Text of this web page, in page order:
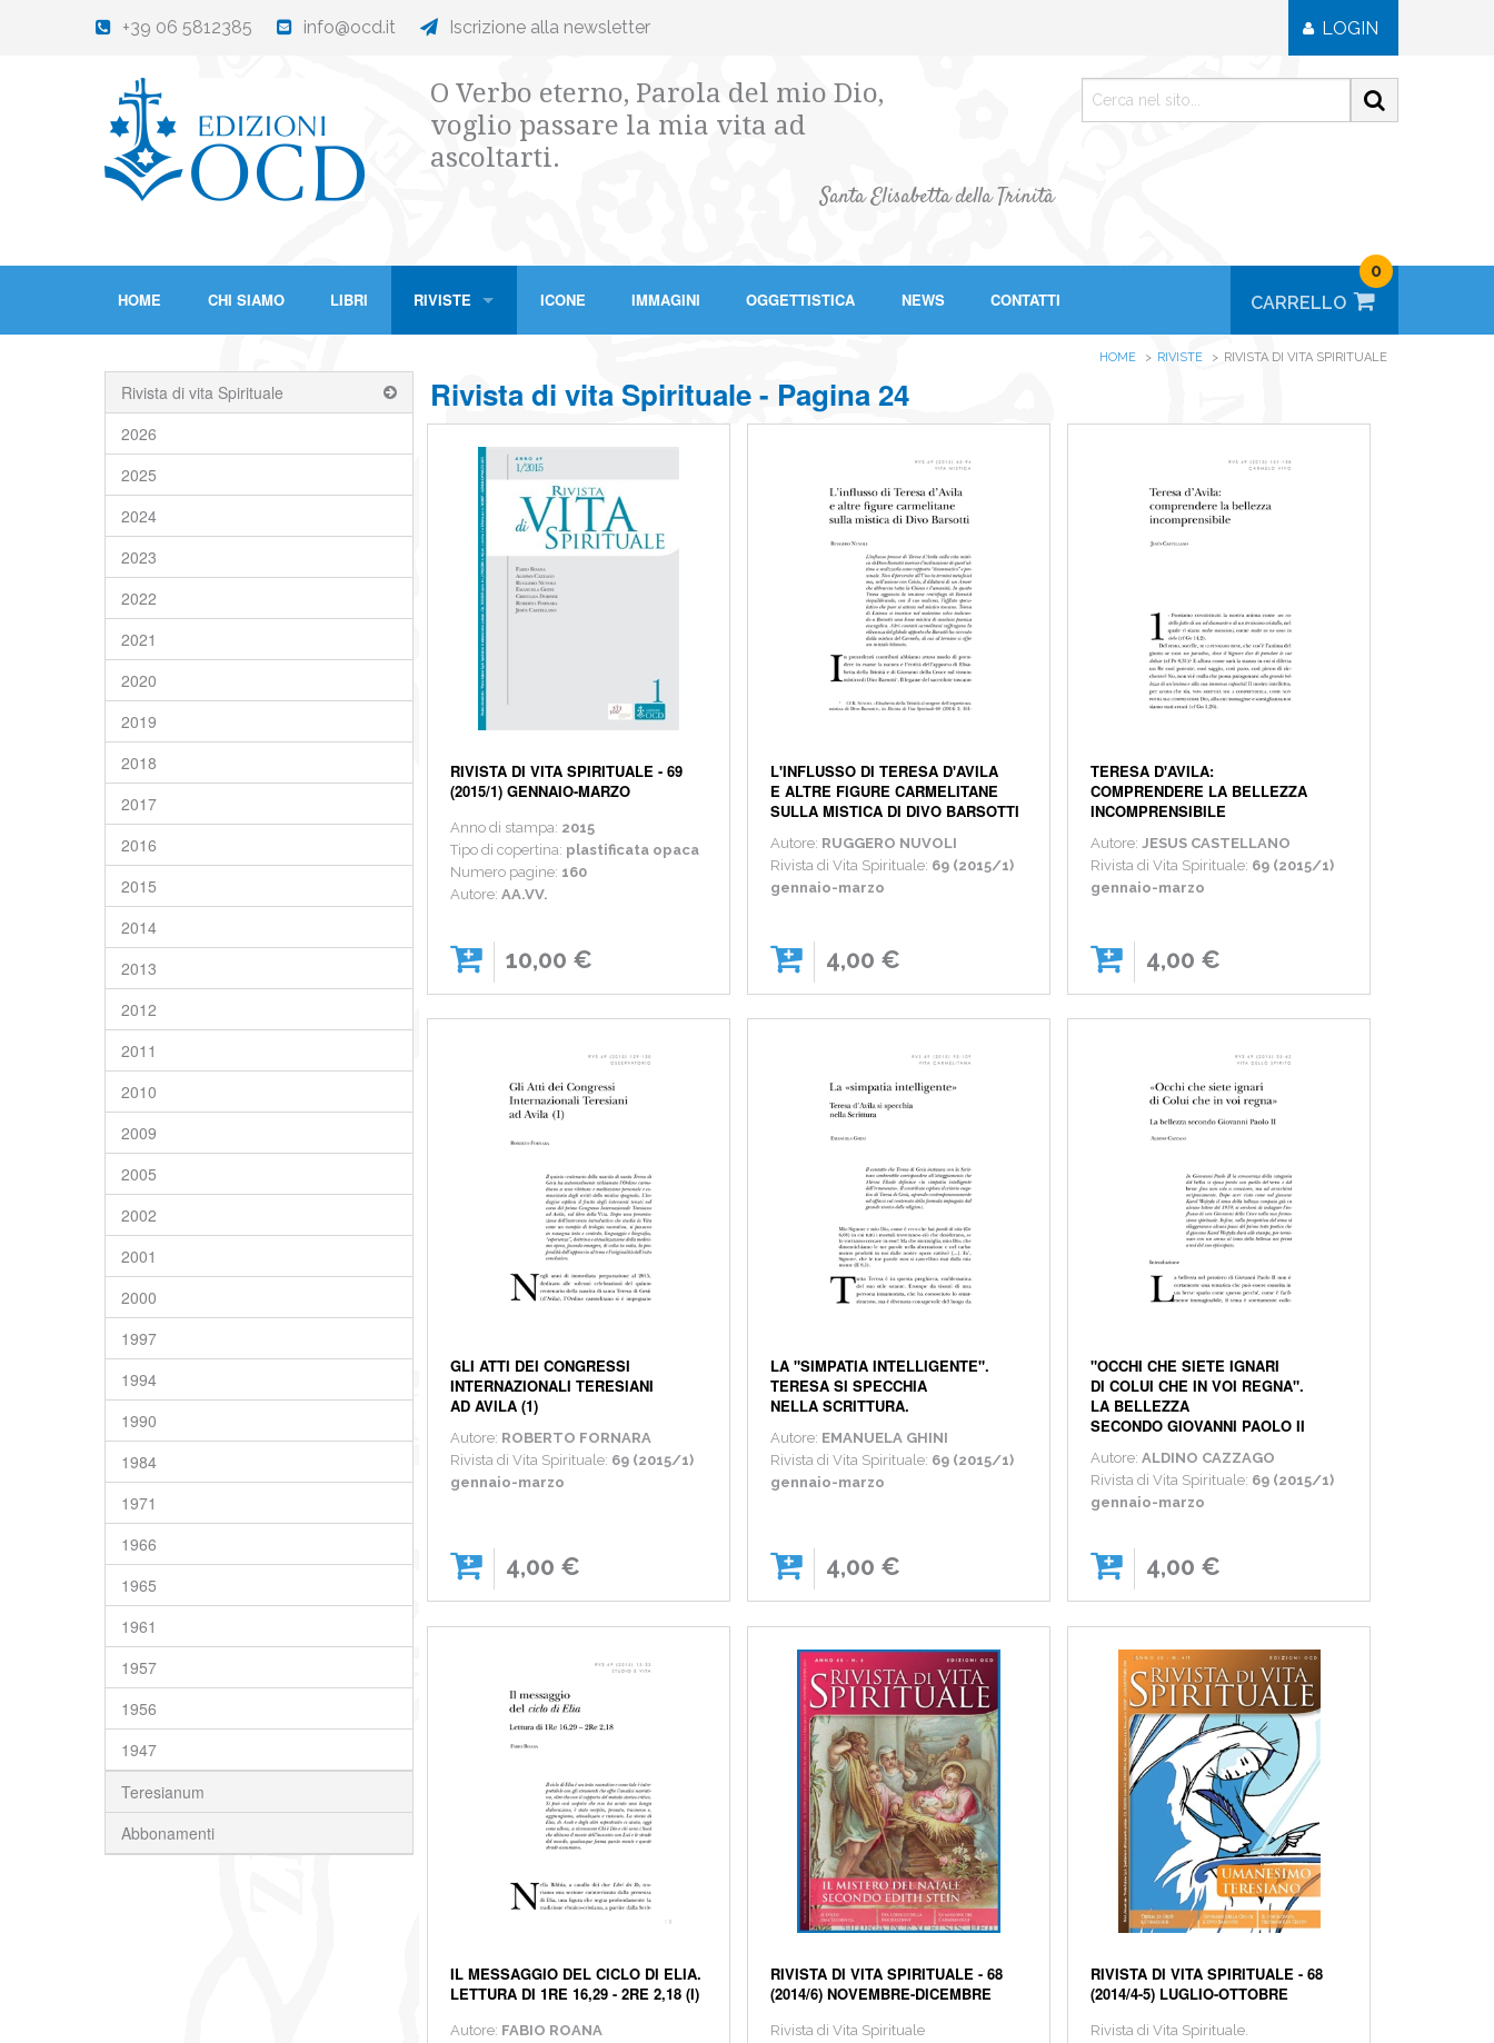
+39 06 5812385 info@ocd.it Iscrizione alla newsletter LOGIN
O Verbo eterno, Parola del mio Dio,
voglio passare la mia vita ad
ascoltarti.
Santa Elisabetta della Trinità
HOME CHI SIAMO LIBRI RIVISTE ICONE IMMAGINI OGGETTISTICA NEWS CONTATTI
0
HOME RIVISTE RIVISTA DI VITA SPIRITUALE
Rivista di vita Spirituale
2026
2025
2024
2023
2022
2021
2020
2019
2018
2017
2016
2015
2014
2013
2012
2011
2010
2009
2005
2002
2001
2000
1997
1994
1990
1984
1971
1966
1965
1961
1957
1956
1947
Teresianum
Abbonamenti
Rivista di vita Spirituale - Pagina 24
RIVISTA DI VITA SPIRITUALE - 69
(2015/1) GENNAIO-MARZO
Anno di stampa: 2015
Tipo di copertina: plastificata opaca
Numero pagine: 160
Autore: AA.VV.
10,00 €
L'INFLUSSO DI TERESA D'AVILA
E ALTRE FIGURE CARMELITANE
SULLA MISTICA DI DIVO BARSOTTI
Autore: RUGGERO NUVOLI
Rivista di Vita Spirituale: 69 (2015/1)
gennaio-marzo
4,00 €
TERESA D'AVILA:
COMPRENDERE LA BELLEZZA
INCOMPRENSIBILE
Autore: JESUS CASTELLANO
Rivista di Vita Spirituale: 69 (2015/1)
gennaio-marzo
4,00 €
GLI ATTI DEI CONGRESSI
INTERNAZIONALI TERESIANI
AD AVILA (1)
Autore: ROBERTO FORNARA
Rivista di Vita Spirituale: 69 (2015/1)
gennaio-marzo
4,00 €
LA "SIMPATIA INTELLIGENTE".
TERESA SI SPECCHIA
NELLA SCRITTURA.
Autore: EMANUELA GHINI
Rivista di Vita Spirituale: 69 (2015/1)
gennaio-marzo
4,00 €
"OCCHI CHE SIETE IGNARI
DI COLUI CHE IN VOI REGNA".
LA BELLEZZA
SECONDO GIOVANNI PAOLO II
Autore: ALDINO CAZZAGO
Rivista di Vita Spirituale: 69 (2015/1)
gennaio-marzo
4,00 €
IL MESSAGGIO DEL CICLO DI ELIA.
LETTURA DI 1RE 16,29 - 2RE 2,18 (I)
Autore: FABIO ROANA
RIVISTA DI VITA SPIRITUALE - 68
(2014/6) NOVEMBRE-DICEMBRE
Rivista di Vita Spirituale
RIVISTA DI VITA SPIRITUALE - 68
(2014/4-5) LUGLIO-OTTOBRE
Rivista di Vita Spirituale.